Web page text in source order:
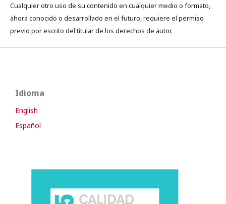
Cualquier otro uso de su contenido en cualquier medio o formato,
ahora conocido o desarrollado en el futuro, requiere el permiso
previo por escrito del titular de los derechos de autor.
Idioma
English
Español